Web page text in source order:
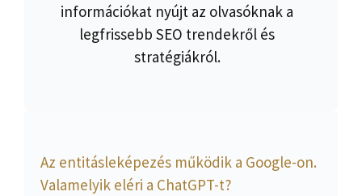
információkat nyújt az olvasóknak a
legfrissebb SEO trendekről és
stratégiákról.
Az entitásleképezés működik a Google-on.
Valamelyik eléri a ChatGPT-t?